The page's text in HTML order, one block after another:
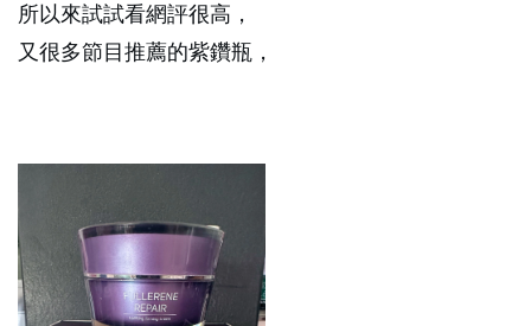
所以來試試看網評很高，
又很多節目推薦的紫鑽瓶，